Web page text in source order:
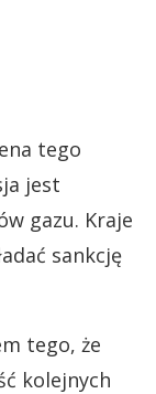
tego
jest
gazu. Kraje
sankcję
tego, że
kolejnych